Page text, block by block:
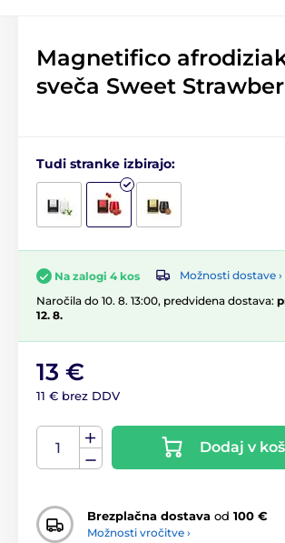
Magnetifico
sveča Sweet
Tudi stranke izbirajo:
Na zalogi 4 kos
Možnosti dostave ›
Naročila do 10. 8. 13:00, predvidena dostava:
12. 8.
13 €
11 € brez DDV
Dodaj v
Brezplačna dostava od 100 €
Možnosti vročitve ›